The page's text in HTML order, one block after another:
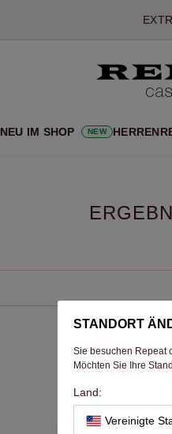
*DIESES
*GILT
WEICHE NEUE STYLES &
NEU IM SHOP NEW HERREN
STANDORT
Sie besuchen Repeat
Möchten Sie Ihre
Land:
Vereinigte